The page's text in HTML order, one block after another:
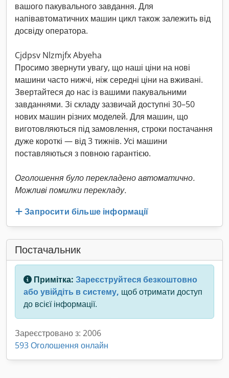
вашого пакувального завдання. Для
напівавтоматичних машин цикл також залежить від
досвіду оператора.
Cjdpsv Nlzmjfx Abyeha
Просимо звернути увагу, що наші ціни на нові
машини часто нижчі, ніж середні ціни на вживані.
Звертайтеся до нас із вашими пакувальними
завданнями. Зі складу зазвичай доступні 30–50
нових машин різних моделей. Для машин, що
виготовляються під замовлення, строки постачання
дуже короткі — від 3 тижнів. Усі машини
поставляються з повною гарантією.
Оголошення було перекладено автоматично.
Можливі помилки перекладу.
Запросити більше інформації
Постачальник
Примітка: Зареєструйтеся безкоштовно
або увійдіть в систему, щоб отримати доступ
до всієї інформації.
Зареєстровано з: 2006
593 Оголошення онлайн